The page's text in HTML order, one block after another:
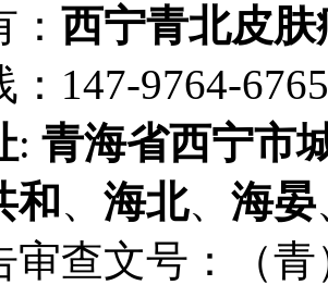
西宁青北皮肤
：147-9764-
: 青海省西宁市
和 、 海北、 海晏
审查文号：（